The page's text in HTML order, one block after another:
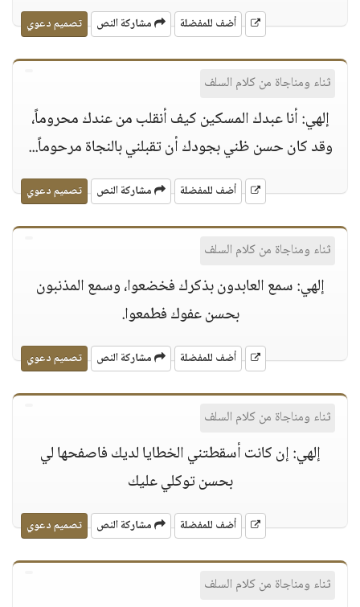
أضف للمفضلة مشاركة النص تصميم دعوي
ثناء ومناجاة من كلام السلف
إلهي: أنا عبدك المسكين كيف أنقلب من عندك محروماً،
وقد كان حسن ظني بجودك أن تقبلني بالنجاة مرحوماً...
أضف للمفضلة مشاركة النص تصميم دعوي
ثناء ومناجاة من كلام السلف
إلهي: سمع العابدون بذكرك فخضعوا، وسمع المذنبون
بحسن عفوك فطمعوا.
أضف للمفضلة مشاركة النص تصميم دعوي
ثناء ومناجاة من كلام السلف
إلهي: إن كانت أسقطتني الخطايا لديك فاصفحها لي
بحسن توكلي عليك
أضف للمفضلة مشاركة النص تصميم دعوي
ثناء ومناجاة من كلام السلف